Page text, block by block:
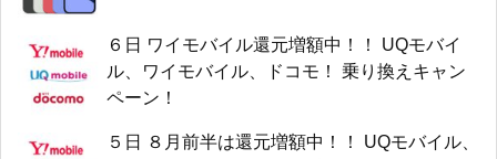
６日 ワイモバイル還元増額中！！ UQモバイ
ル、ワイモバイル、ドコモ！ 乗り換えキャン
ペーン！
５日 ８月前半は還元増額中！！ UQモバイル、